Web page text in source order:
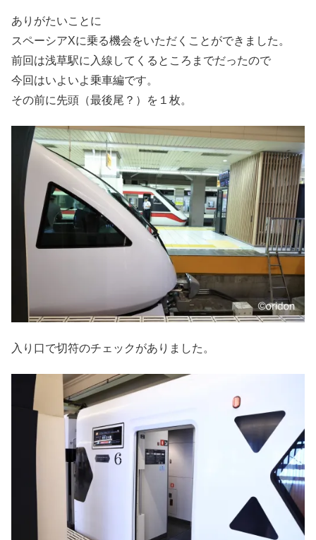
ありがたいことに
スペーシアXに乗る機会をいただくことができました。
前回は浅草駅に入線してくるところまでだったので
今回はいよいよ乗車編です。
その前に先頭（最後尾？）を１枚。
入り口で切符のチェックがありました。